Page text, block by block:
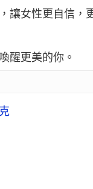
讓女性更自信，
更美的你。